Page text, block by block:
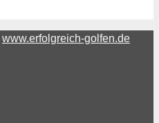
www.erfolgreich-golfen.de